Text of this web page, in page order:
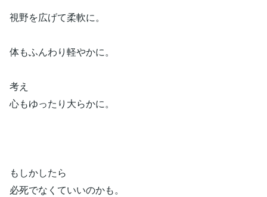
視野を広げて柔軟に。
体もふんわり軽やかに。
考え
心もゆったり大らかに。
もしかしたら
必死でなくていいのかも。